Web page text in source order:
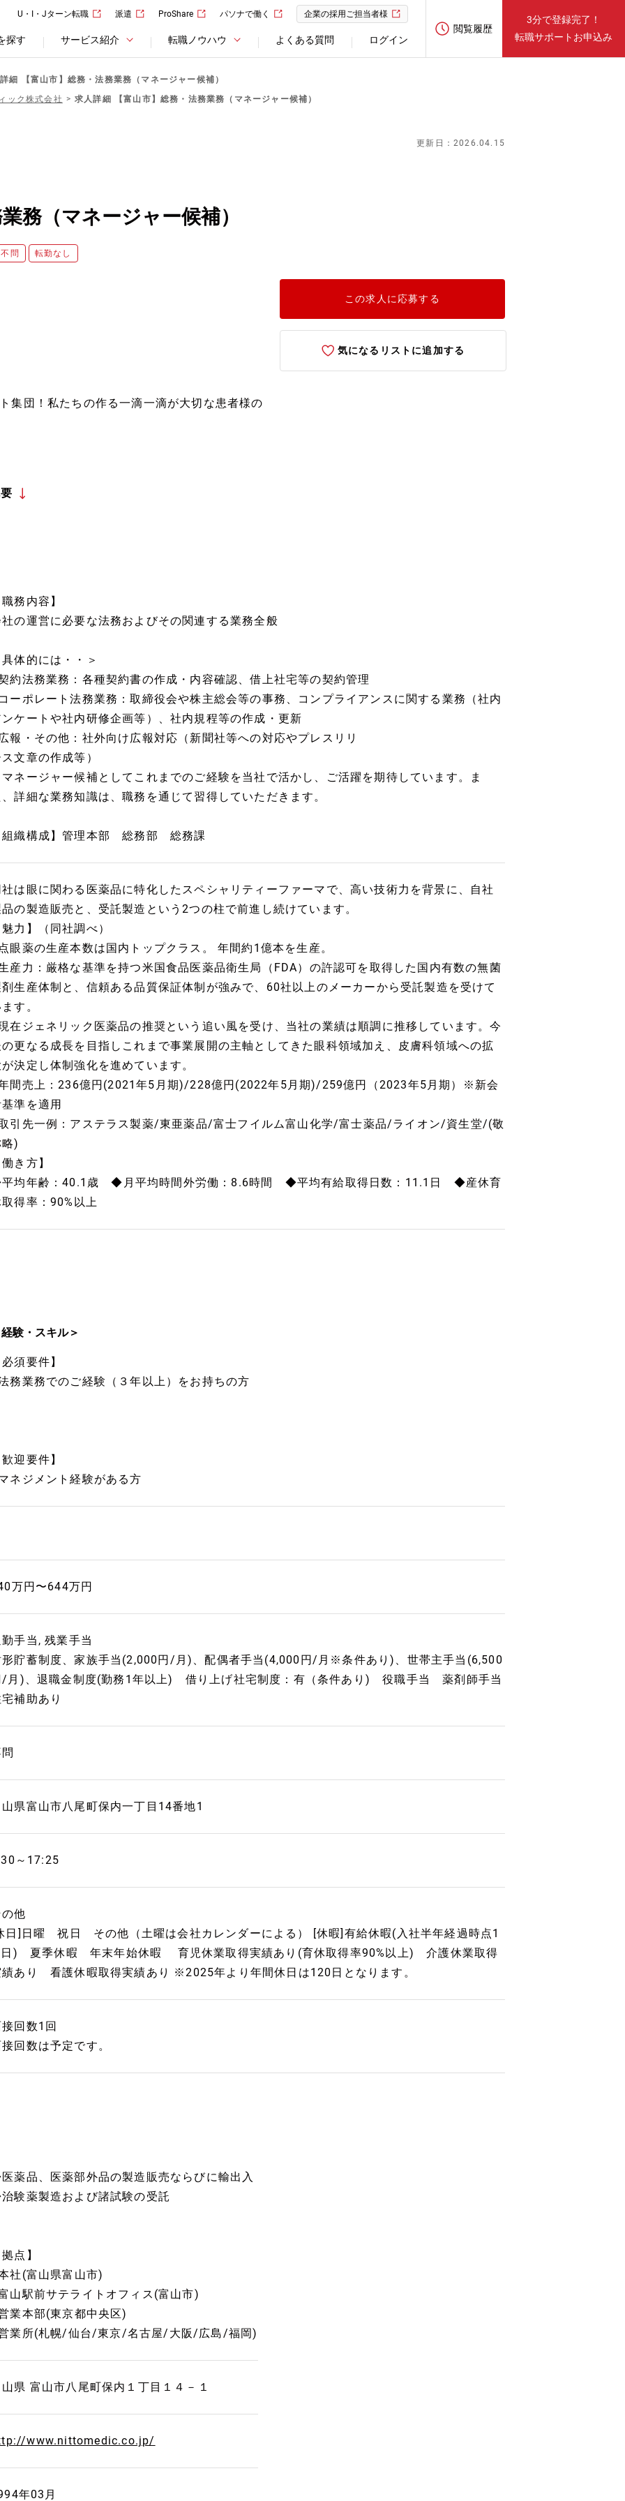
U・I・Jターン転職 派遣 ProShare パソナで働く 企業の採用ご担当者様
探す サービス紹介 転職ノウハウ よくある質問 ログイン
閲覧履歴
3分で登録完了！
転職サポートお申込み
細 【富山市】総務・法務業務（マネージャー候補）
ック株式会社
求人詳細 【富山市】総務・法務業務（マネージャー候補）
更新日：2026.04.15
務（マネージャー候補）
問 転勤なし
集団！私たちの作る一滴一滴が大切な患者様の
この求人に応募する
気になるリストに追加する
務内容】
の運営に必要な法務およびその関連する業務全般
体的には・・＞
約法務業務：各種契約書の作成・内容確認、借上社宅等の契約管理
ーポレート法務業務：取締役会や株主総会等の事務、コンプライアンスに関する業務（社内
ケートや社内研修企画等）、社内規程等の作成・更新
報・その他：社外向け広報対応（新聞社等への対応やプレスリリ
文章の作成等）
ネージャー候補としてこれまでのご経験を当社で活かし、ご活躍を期待しています。ま
詳細な業務知識は、職務を通じて習得していただきます。
組織構成】管理本部 総務部 総務課
は眼に関わる医薬品に特化したスペシャリティーファーマで、高い技術力を背景に、自社
の製造販売と、受託製造という2つの柱で前進し続けています。
力】（同社調べ）
眼薬の生産本数は国内トップクラス。 年間約1億本を生産。
産力：厳格な基準を持つ米国食品医薬品衛生局（FDA）の許認可を取得した国内有数の無菌
生産体制と、信頼ある品質保証体制が強みで、60社以上のメーカーから受託製造を受けて
す。
在ジェネリック医薬品の推奨という追い風を受け、当社の業績は順調に推移しています。今
更なる成長を目指しこれまで事業展開の主軸としてきた眼科領域加え、皮膚科領域への拡
決定し体制強化を進めています。
間売上：236億円(2021年5月期)/228億円(2022年5月期)/259億円（2023年5月期）※新会
準を適用
引先一例：アステラス製薬/東亜薬品/富士フイルム富山化学/富士薬品/ライオン/資生堂/(敬
)
き方】
均年齢：40.1歳 ◆月平均時間外労働：8.6時間 ◆平均有給取得日数：11.1日 ◆産休育
得率：90%以上
験・スキル＞
須要件】
務業務でのご経験（３年以上）をお持ちの方
迎要件】
ネジメント経験がある方
万円〜644万円
手当, 残業手当
形貯蓄制度、家族手当(2,000円/月)、配偶者手当(4,000円/月※条件あり)、世帯主手当(6,500
/月)、退職金制度(勤務1年以上) 借り上げ社宅制度：有（条件あり) 役職手当 薬剤師手当
補助あり
県富山市八尾町保内一丁目14番地1
～17:25
他
日]日曜 祝日 その他（土曜は会社カレンダーによる） [休暇]有給休暇(入社半年経過時点1
) 夏季休暇 年末年始休暇 育児休業取得実績あり(育休取得率90%以上) 介護休業取得
績あり 看護休暇取得実績あり ※2025年より年間休日は120日となります。
回数1回
回数は予定です。
薬品、医薬部外品の製造販売ならびに輸出入
験薬製造および諸試験の受託
点】
社(富山県富山市)
山駅前サテライトオフィス(富山市)
業本部(東京都中央区)
業所(札幌/仙台/東京/名古屋/大阪/広島/福岡)
県 富山市八尾町保内１丁目１４－１
www.nittomedic.co.jp/
年03月